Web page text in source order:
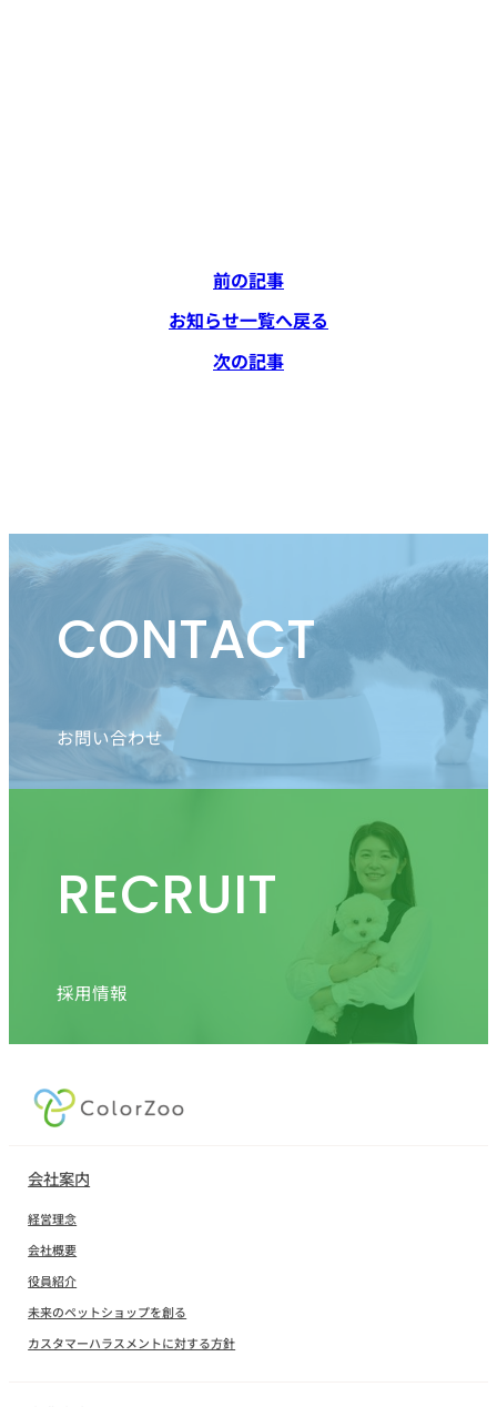
前の記事
お知らせ一覧へ戻る
次の記事
CONTACT
お問い合わせ
RECRUIT
採用情報
会社案内
経営理念
会社概要
役員紹介
未来のペットショップを創る
カスタマーハラスメントに対する方針